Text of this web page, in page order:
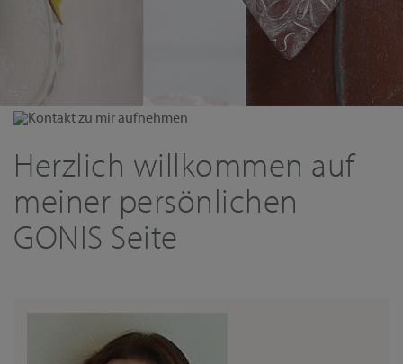
Kontakt zu mir aufnehmen
Herzlich willkommen auf
meiner persönlichen
GONIS Seite